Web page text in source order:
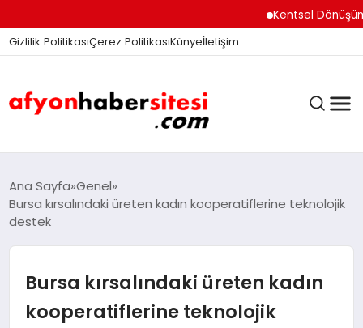
Kentsel Dönüşüm
Gizlilik PolitikasıÇerez PolitikasıKünyeİletişim
ANASAYFA
GÜNDEM
DÜNYA
Ana Sayfa Genel
Bursa kırsalındaki üreten kadın kooperatiflerine teknolojik
destek
Bursa kırsalındaki üreten kadın
kooperatiflerine teknolojik